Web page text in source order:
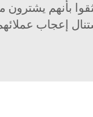
بأنهم
إعجاب